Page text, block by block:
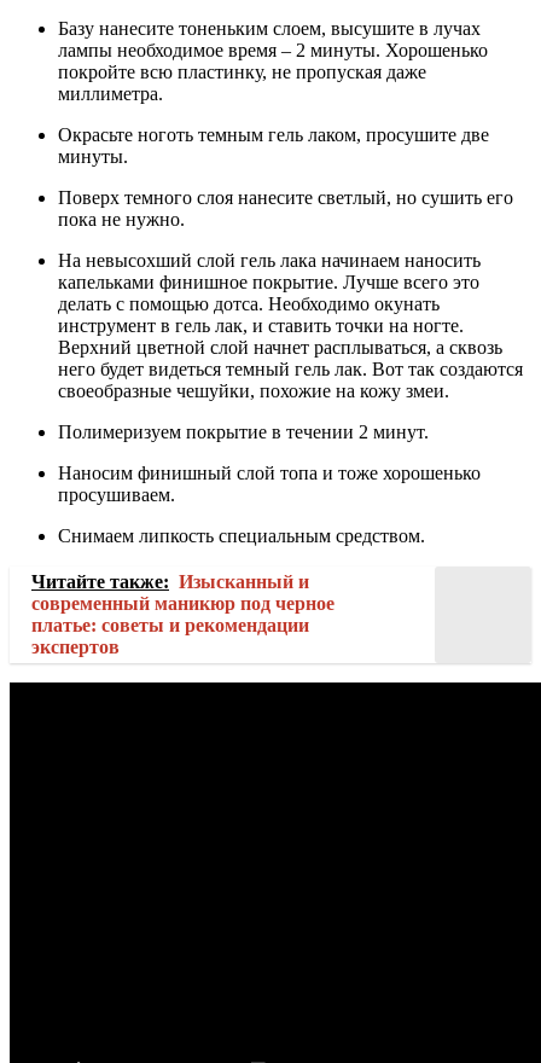
Базу нанесите тоненьким слоем, высушите в лучах
лампы необходимое время – 2 минуты. Хорошенько
покройте всю пластинку, не пропуская даже
миллиметра.
Окрасьте ноготь темным гель лаком, просушите две
минуты.
Поверх темного слоя нанесите светлый, но сушить его
пока не нужно.
На невысохший слой гель лака начинаем наносить
капельками финишное покрытие. Лучше всего это
делать с помощью дотса. Необходимо окунать
инструмент в гель лак, и ставить точки на ногте.
Верхний цветной слой начнет расплываться, а сквозь
него будет видеться темный гель лак. Вот так создаются
своеобразные чешуйки, похожие на кожу змеи.
Полимеризуем покрытие в течении 2 минут.
Наносим финишный слой топа и тоже хорошенько
просушиваем.
Снимаем липкость специальным средством.
Читайте также: Изысканный и
современный маникюр под черное
платье: советы и рекомендации
экспертов